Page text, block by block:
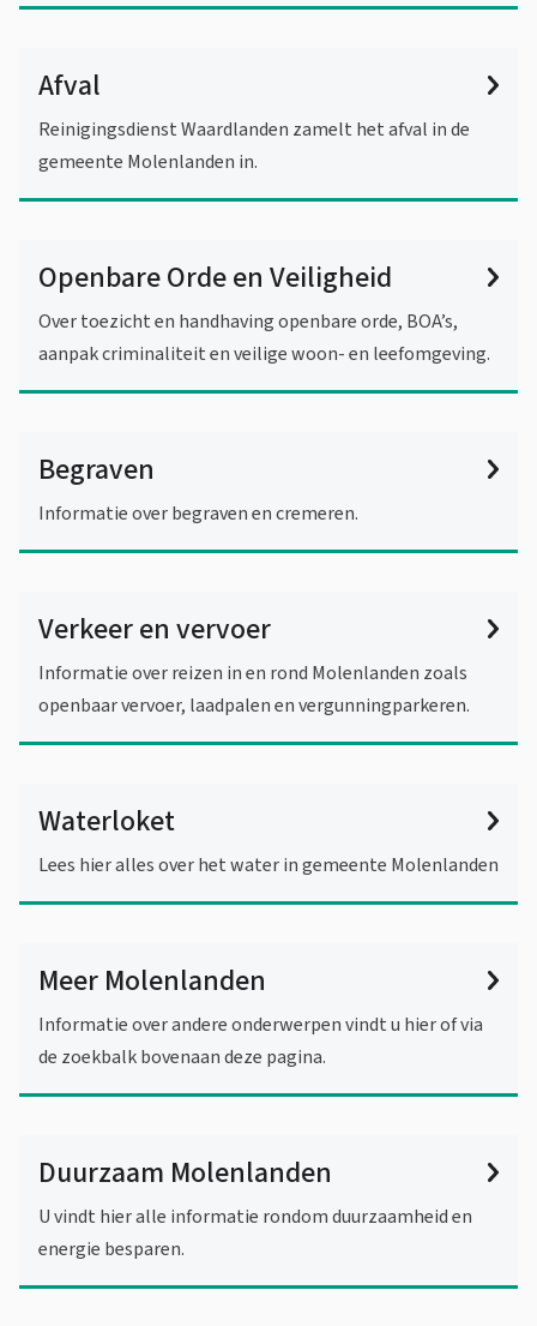
Afval
Reinigingsdienst Waardlanden zamelt het afval in de
gemeente Molenlanden in.
Openbare Orde en Veiligheid
Over toezicht en handhaving openbare orde, BOA’s,
aanpak criminaliteit en veilige woon- en leefomgeving.
Begraven
Informatie over begraven en cremeren.
Verkeer en vervoer
Informatie over reizen in en rond Molenlanden zoals
openbaar vervoer, laadpalen en vergunningparkeren.
Waterloket
Lees hier alles over het water in gemeente Molenlanden
Meer Molenlanden
Informatie over andere onderwerpen vindt u hier of via
de zoekbalk bovenaan deze pagina.
Duurzaam Molenlanden
U vindt hier alle informatie rondom duurzaamheid en
energie besparen.